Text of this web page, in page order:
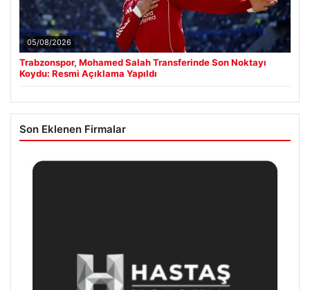
05/08/2026
Trabzonspor, Mohamed Salah Transferinde Son Noktayı
Koydu: Resmi Açıklama Yapıldı
Son Eklenen Firmalar